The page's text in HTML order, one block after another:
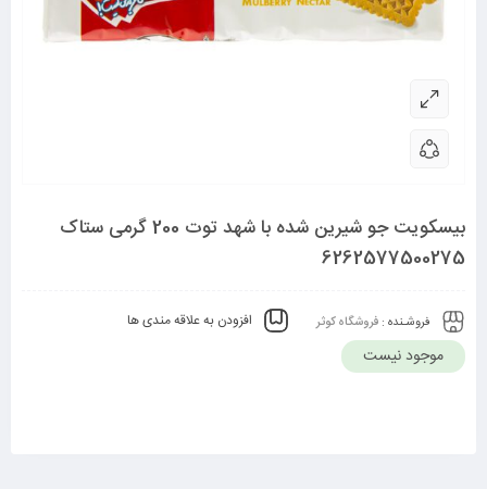
بیسکویت جو شیرین شده با شهد توت 200 گرمی ستاک
6262577500275
فروشـنده : فروشگاه کوثر افزودن به علاقه مندی ها
موجود نیست